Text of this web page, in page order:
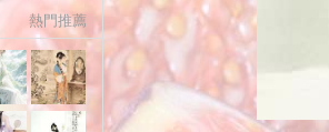
熱門推薦